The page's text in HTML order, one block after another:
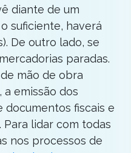
diante de um
suficiente, haverá
De outro lado, se
paradas.
mão de obra
emissão dos
documentos fiscais e
lidar com todas
nos processos de